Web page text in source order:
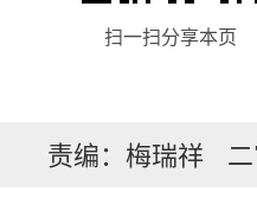
扫一扫分享本页
责编：梅瑞祥